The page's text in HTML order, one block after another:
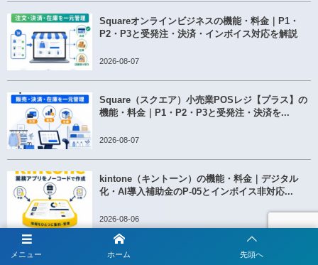
Squareオンラインビジネスの機能・料金｜P1・
P2・P3と受発注・決済・インボイス対応を解説
2026-08-07
Square（スクエア）小売業POSレジ【プラス】の
機能・料金｜P1・P2・P3と受発注・決済を...
2026-08-07
kintone（キントーン）の機能・料金｜デジタル
化・AI導入補助金のP-05とインボイス非対応...
2026-08-06
Smart Hello（スマートハロー）の機能・料金｜会
メニュー ホーム 先頭へ